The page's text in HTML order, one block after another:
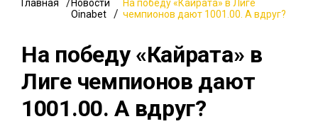
Главная
Новости
Oinabet
На победу «Кайрата» в Лиге
чемпионов дают 1001.00. А вдруг?
На победу «Кайрата» в
Лиге чемпионов дают
1001.00. А вдруг?